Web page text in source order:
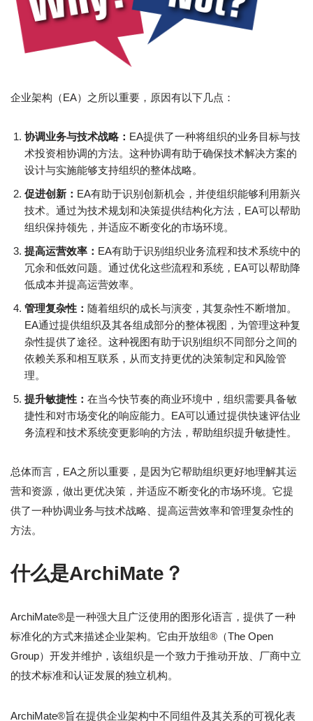
企业架构（EA）之所以重要，原因有以下几点：
协调业务与技术战略： EA提供了一种将组织的业务目标与技
术投资相协调的方法。这种协调有助于确保技术解决方案的
设计与实施能够支持组织的整体战略。
促进创新： EA有助于识别创新机会，并使组织能够利用新兴
技术。通过为技术规划和决策提供结构化方法，EA可以帮助
组织保持领先，并适应不断变化的市场环境。
提高运营效率： EA有助于识别组织业务流程和技术系统中的
冗余和低效问题。通过优化这些流程和系统，EA可以帮助降
低成本并提高运营效率。
管理复杂性： 随着组织的成长与演变，其复杂性不断增加。
EA通过提供组织及其各组成部分的整体视图，为管理这种复
杂性提供了途径。这种视图有助于识别组织不同部分之间的
依赖关系和相互联系，从而支持更优的决策制定和风险管
理。
提升敏捷性： 在当今快节奏的商业环境中，组织需要具备敏
捷性和对市场变化的响应能力。EA可以通过提供快速评估业
务流程和技术系统变更影响的方法，帮助组织提升敏捷性。
总体而言，EA之所以重要，是因为它帮助组织更好地理解其运
营和资源，做出更优决策，并适应不断变化的市场环境。它提
供了一种协调业务与技术战略、提高运营效率和管理复杂性的
方法。
什么是ArchiMate？
ArchiMate®是一种强大且广泛使用的图形化语言，提供了一种
标准化的方式来描述企业架构。它由开放组®（The Open
Group）开发并维护，该组织是一个致力于推动开放、厂商中立
的技术标准和认证发展的独立机构。
ArchiMate®旨在提供企业架构中不同组件及其关系的可视化表